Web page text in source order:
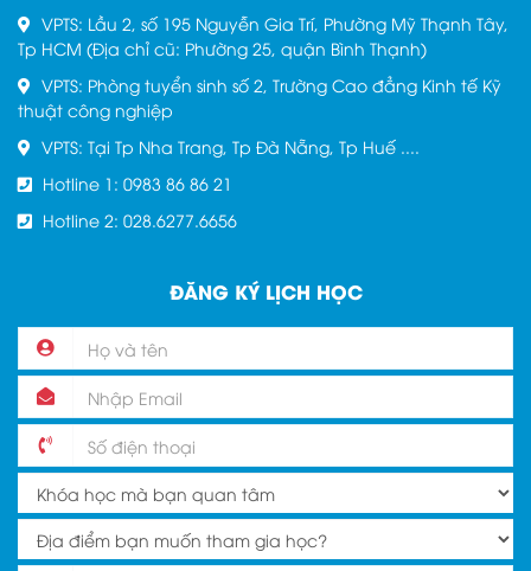
VPTS: Lầu 2, số 195 Nguyễn Gia Trí, Phường Mỹ Thạnh Tây,
Tp HCM (Địa chỉ cũ: Phường 25, quận Bình Thạnh)
VPTS: Phòng tuyển sinh số 2, Trường Cao đẳng Kinh tế Kỹ
thuật công nghiệp
VPTS: Tại Tp Nha Trang, Tp Đà Nẵng, Tp Huế ....
Hotline 1: 0983 86 86 21
Hotline 2: 028.6277.6656
ĐĂNG KÝ LỊCH HỌC